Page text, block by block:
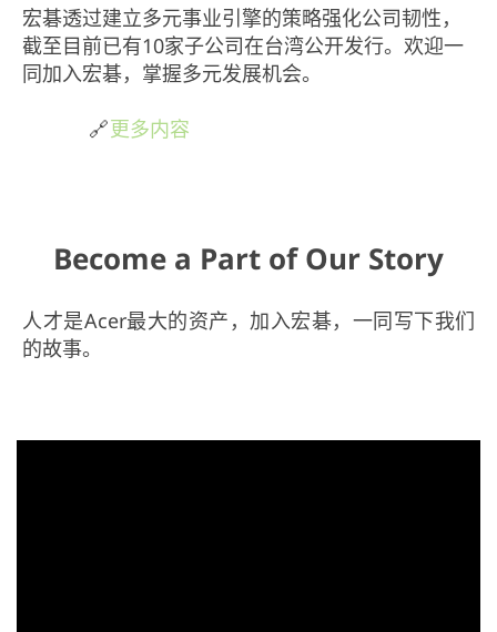
宏碁透过建立多元事业引擎的策略强化公司韧性，
截至目前已有10家子公司在台湾公开发行。欢迎一
同加入宏碁，掌握多元发展机会。
🔗更多内容
Become a Part of Our Story
人才是Acer最大的资产，加入宏碁，一同写下我们
的故事。